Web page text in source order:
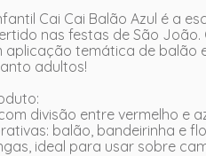
Cai Cai Balão Azul é a
nas festas de São João.
aplicação temática de balão
adultos!
divisão entre vermelho e
balão, bandeirinha e
ideal para usar sobre